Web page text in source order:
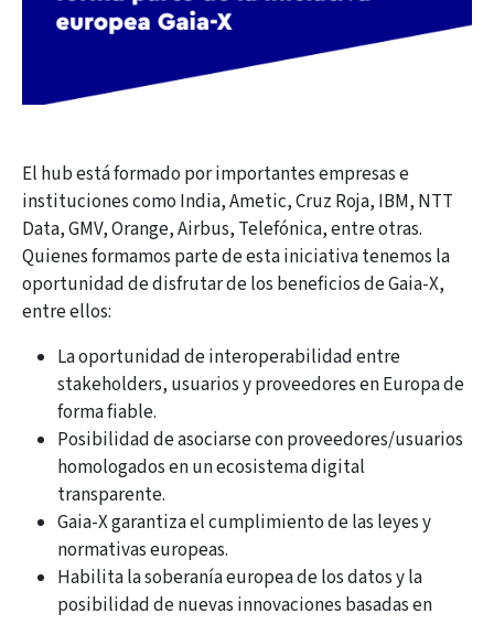
El hub está formado por importantes empresas e
instituciones como India, Ametic, Cruz Roja, IBM, NTT
Data, GMV, Orange, Airbus, Telefónica, entre otras.
Quienes formamos parte de esta iniciativa tenemos la
oportunidad de disfrutar de los beneficios de Gaia-X,
entre ellos:
La oportunidad de interoperabilidad entre
stakeholders, usuarios y proveedores en Europa de
forma fiable.
Posibilidad de asociarse con proveedores/usuarios
homologados en un ecosistema digital
transparente.
Gaia-X garantiza el cumplimiento de las leyes y
normativas europeas.
Habilita la soberanía europea de los datos y la
posibilidad de nuevas innovaciones basadas en